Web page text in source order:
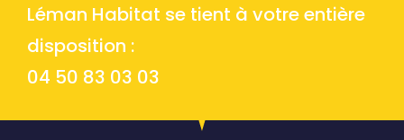
Léman Habitat se tient à votre entière
disposition :
04 50 83 03 03